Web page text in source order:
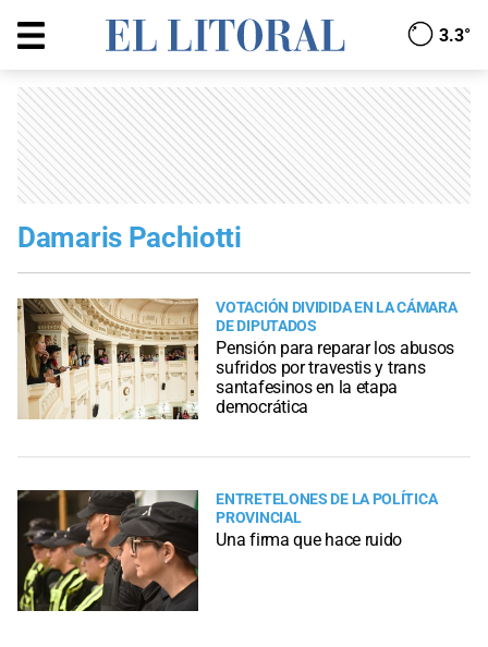
3.3°
Damaris Pachiotti
VOTACIÓN DIVIDIDA EN LA CÁMARA
DE DIPUTADOS
Pensión para reparar los abusos
sufridos por travestis y trans
santafesinos en la etapa
democrática
ENTRETELONES DE LA POLÍTICA
PROVINCIAL
Una firma que hace ruido